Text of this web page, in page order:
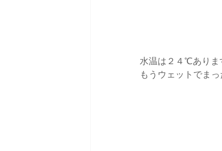
水温は２４℃ありま
もうウェットでま